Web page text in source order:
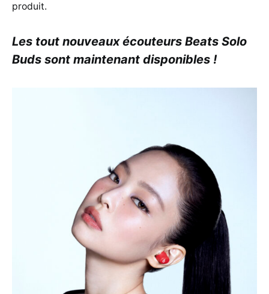
produit.
Les tout nouveaux écouteurs Beats Solo
Buds sont maintenant disponibles !